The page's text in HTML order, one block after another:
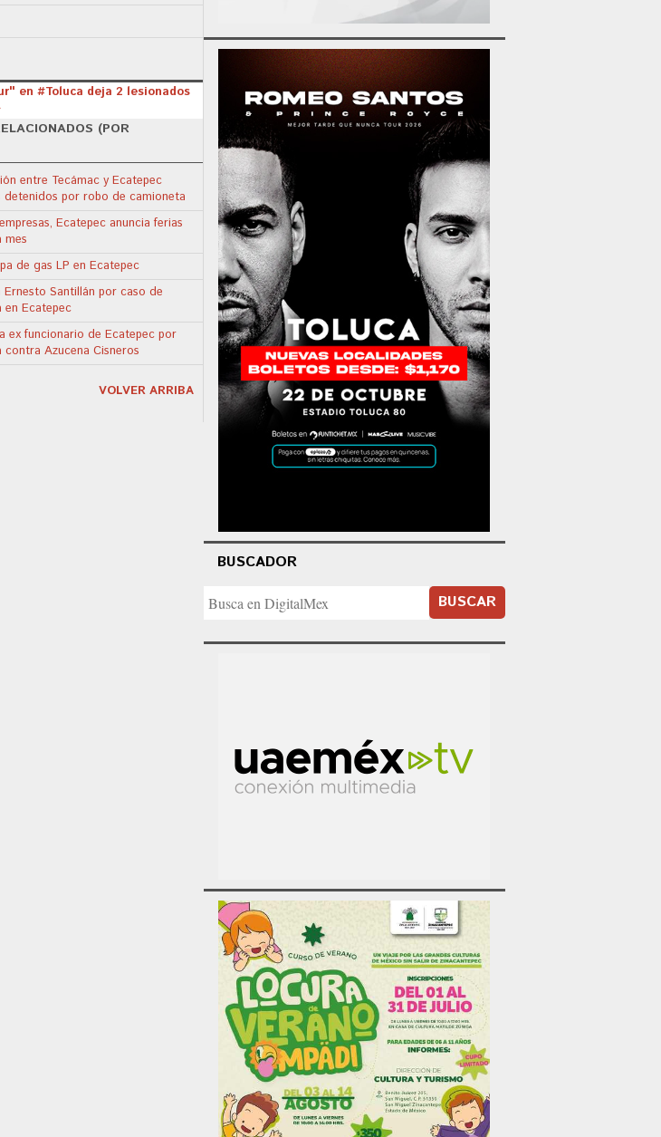
en #Toluca deja 2 lesionados
(POR
entre Tecámac y Ecatepec
por robo de camioneta
Ecatepec anuncia ferias
mes
de gas LP en Ecatepec
Ernesto Santillán por caso de
en Ecatepec
ex funcionario de Ecatepec por
Azucena Cisneros
VOLVER ARRIBA
BUSCADOR
BUSCAR